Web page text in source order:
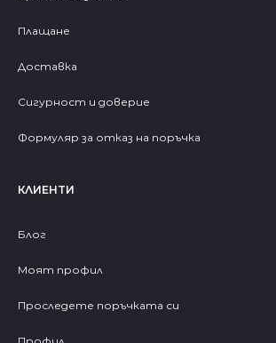
Плащане
Доставка
Сигурност и доверие
Формуляр за отказ на поръчка
КЛИЕНТИ
Блог
Моят профил
Проследете поръчката си